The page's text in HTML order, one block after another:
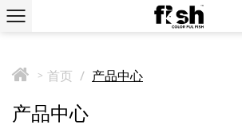
> 首页 / 产品中心
产品中心